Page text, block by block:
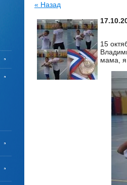
« Назад
15
мама,